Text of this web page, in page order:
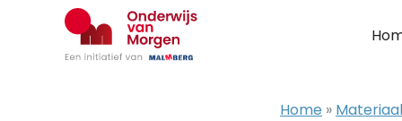
Home » Materiaal